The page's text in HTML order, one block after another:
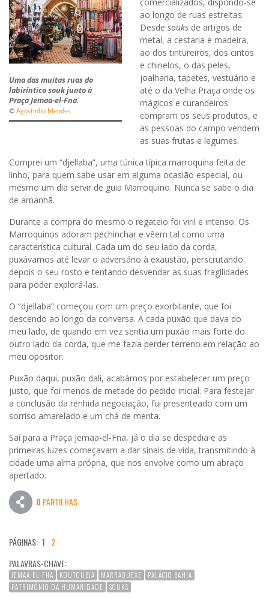
Uma das muitas ruas do
labiríntico souk junto à
Praça Jemaa-el-Fna.
© Agostinho Mendes
ao longo de ruas estreitas.
Desdesouks de artigos de
metal, a cestaria e madeira,
ao dos tintureiros, dos cintos
e chinelos, o das peles,
joalharia, tapetes, vestuário e
até o da Velha Praça onde os
mágicos e curandeiros
compram os seus produtos, e
as pessoas do campo vendem
as suas frutas e legumes.
Comprei um “djellaba”, uma túnica típica marroquina feita de
linho, para quem sabe usar em alguma ocasião especial, ou
mesmo um dia servir de guia Marroquino. Nunca se sabe o dia
de amanhã.
Durante a compra do mesmo o regateio foi viril e intenso. Os
Marroquinos adoram pechinchar e vêem tal como uma
característica cultural. Cada um do seu lado da corda,
puxávamos até levar o adversário à exaustão, perscrutando
depois o seu rosto e tentando desvendar as suas fragilidades
para poder explorá-las.
O “djellaba” começou com um preço exorbitante, que foi
descendo ao longo da conversa. A cada puxão que dava do
meu lado, de quando em vez sentia um puxão mais forte do
outro lado da corda, que me fazia perder terreno em relação ao
meu opositor.
Puxão daqui, puxão dali, acabámos por estabelecer um preço
justo, que foi menos de metade do pedido inicial. Para festejar
a conclusão da renhida negociação, fui presenteado com um
sorriso amarelado e um chá de menta.
Saí para a Praça Jemaa-el-Fna, já o dia se despedia e as
primeiras luzes começavam a dar sinais de vida, transmitindo à
cidade uma alma própria, que nos envolve como um abraço
apertado.
0 PARTILHAS
PÁGINAS: 1 2
PALAVRAS-CHAVE:
JEMAA-EL-FNA KOUTOUBIA MARRAQUEXE
PALÁCIO BAHIA
PATRIMÓNIO DA HUMANIDADE
SOUKS